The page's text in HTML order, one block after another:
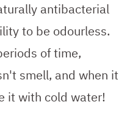
antibacterial
to be odourless.
of time,
smell, and when it
it with cold water!